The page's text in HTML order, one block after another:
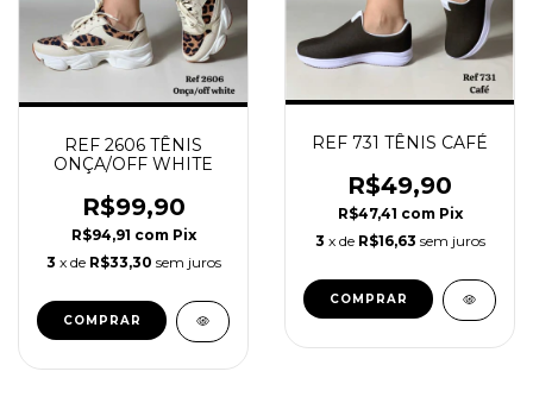
REF 2606 TÊNIS
ONÇA/OFF WHITE
R$99,90
R$94,91 com Pix
3 x de R$33,30 sem juros
COMPRAR
REF 731 TÊNIS CAFÉ
R$49,90
R$47,41 com Pix
3 x de R$16,63 sem juros
COMPRAR